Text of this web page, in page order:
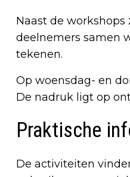
Naast de
deelnemers samen
tekenen.
Op woensdag- en
De nadruk ligt op
Praktische
De activiteiten